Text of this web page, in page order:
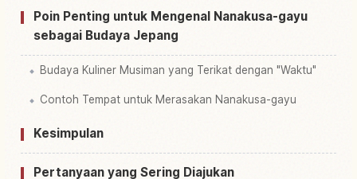
Poin Penting untuk Mengenal Nanakusa-gayu
sebagai Budaya Jepang
Budaya Kuliner Musiman yang Terikat dengan "Waktu"
Contoh Tempat untuk Merasakan Nanakusa-gayu
Kesimpulan
Pertanyaan yang Sering Diajukan